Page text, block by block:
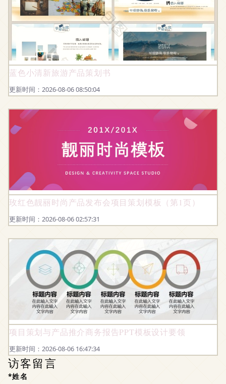
蓝色小清新旅游产品策划书
更新时间：2026-08-06 08:50:04
玫红色靓丽时尚产品发布会项目策划模板（第1页）
更新时间：2026-08-06 02:57:31
项目策划与产品推介商务报告PPT模板设计要领
更新时间：2026-08-06 16:47:34
访客留言
*姓名